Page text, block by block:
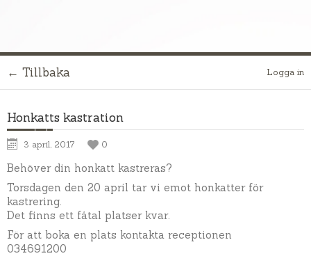
← Tillbaka Logga in
Honkatts kastration
3 april, 2017 0
Behöver din honkatt kastreras?
Torsdagen den 20 april tar vi emot honkatter för
kastrering.
Det finns ett fåtal platser kvar.
För att boka en plats kontakta receptionen
034691200